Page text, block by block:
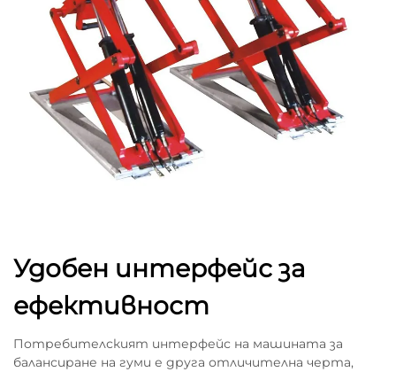
Удобен интерфейс за
ефективност
Потребителският интерфейс на машината за
балансиране на гуми е друга отличителна черта,